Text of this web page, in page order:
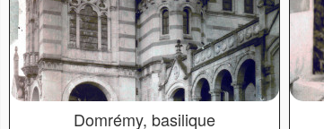
Domrémy, basilique